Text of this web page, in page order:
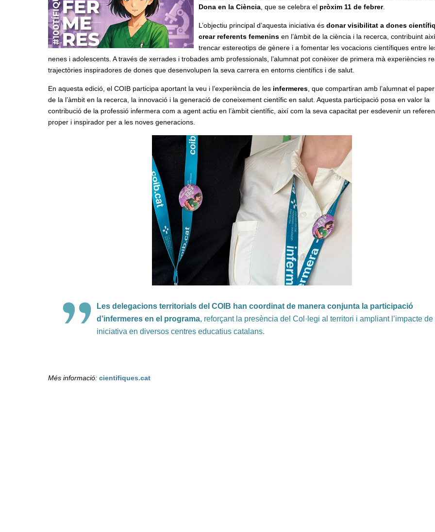
Dona en la Ciència , que se celebra el pròxim 11 de febrer.
L’objectiu principal d’aquesta iniciativa és donar visibilitat a dones
crear referents femenins en l’àmbit de la ciència i la recerca, contribuint
trencar estereotips de gènere i a fomentar les vocacions científiques entre
nenes i adolescents. A través de xerrades i trobades amb professionals, l’alumnat pot conèixer de primera mà experiències
trajectòries inspiradores de dones que desenvolupen la seva carrera en entorns científics i de salut.
En aquesta edició, el COIB participa aportant la veu i l’experiència de les infermeres , que compartiran amb l’alumnat el
de la l’àmbit en la recerca, la innovació i la generació de coneixement científic en salut. Aquesta participació posa en valor la
contribució de la professió infermera com a agent actiu en l’àmbit científic, així com la seva capacitat per esdevenir un
proper i inspirador per a les noves generacions.
Les delegacions territorials del COIB han coordinat de manera conjunta la participació
d’infermeres en el programa, reforçant la presència del Col·legi al territori i ampliant l’impacte de
iniciativa en diversos centres educatius catalans.
Més informació: cientifiques.cat